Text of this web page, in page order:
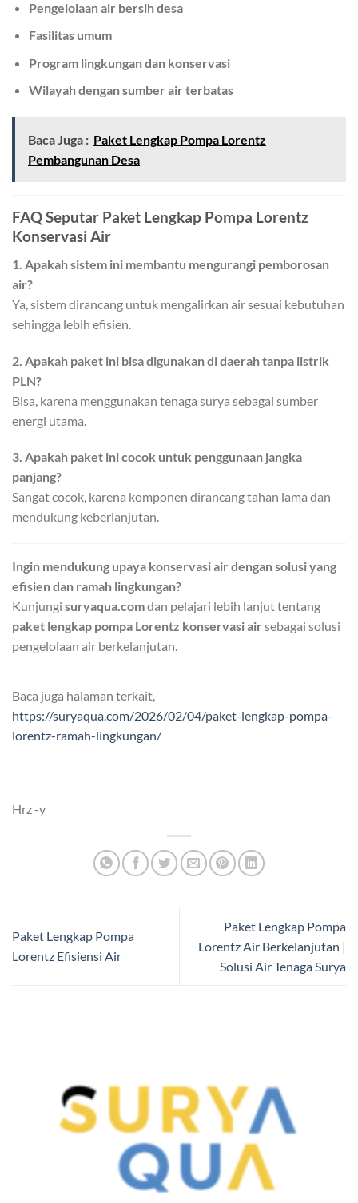
Pengelolaan air bersih desa
Fasilitas umum
Program lingkungan dan konservasi
Wilayah dengan sumber air terbatas
Baca Juga : Paket Lengkap Pompa Lorentz
Pembangunan Desa
FAQ Seputar Paket Lengkap Pompa Lorentz
Konservasi Air
1. Apakah sistem ini membantu mengurangi pemborosan
air?
Ya, sistem dirancang untuk mengalirkan air sesuai kebutuhan
sehingga lebih efisien.
2. Apakah paket ini bisa digunakan di daerah tanpa listrik
PLN?
Bisa, karena menggunakan tenaga surya sebagai sumber
energi utama.
3. Apakah paket ini cocok untuk penggunaan jangka
panjang?
Sangat cocok, karena komponen dirancang tahan lama dan
mendukung keberlanjutan.
Ingin mendukung upaya konservasi air dengan solusi yang
efisien dan ramah lingkungan?
Kunjungi suryaqua.comdan pelajari lebih lanjut tentang
paket lengkap pompa Lorentz konservasi air sebagai solusi
pengelolaan air berkelanjutan.
Baca juga halaman terkait,
https://suryaqua.com/2026/02/04/paket-lengkap-pompa-
lorentz-ramah-lingkungan/
Hrz -y
Paket Lengkap Pompa
Lorentz Efisiensi Air
Paket Lengkap Pompa
Lorentz Air Berkelanjutan |
Solusi Air Tenaga Surya